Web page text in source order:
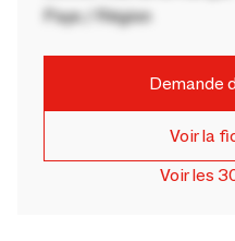
Pays / Région
Demande
Voir la
Voir les